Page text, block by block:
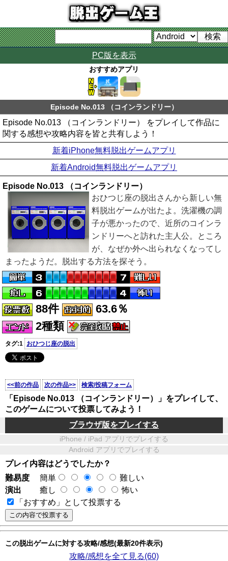
PC版を表示
おすすめアプリ
Episode No.013 （コインランドリー）
Episode No.013 （コインランドリー） をプレイして作品に
関する感想や攻略内容を皆と共有しよう！
新着iPhone無料脱出ゲームアプリ
新着Android無料脱出ゲームアプリ
Episode No.013 （コインランドリー）
おひつじ座の脱出さんから新しい無
料脱出ゲームが出たよ。洗濯機の調
子が悪かったので、近所のコインラ
ンドリーへと訪れた主人公。ところ
が、なぜか外へ出られなくなってし
まったようだ。脱出する方法を探そう。
88件
63.6％
2種類
タグ:1 おひつじ座の脱出
<<前の作品 次の作品>> 検索/投稿フォーム
「Episode No.013 （コインランドリー）」をプレイして、
このゲームについて投票してみよう！
ブラウザ版をプレイする
iPhone / iPad アプリでプレイする
Android アプリでプレイする
プレイ内容はどうでしたか？
難易度
簡単
難しい
演出
癒し
怖い
「おすすめ」として投票する
この脱出ゲームに対する攻略/感想(最新20件表示)
攻略/感想を全て見る(60)